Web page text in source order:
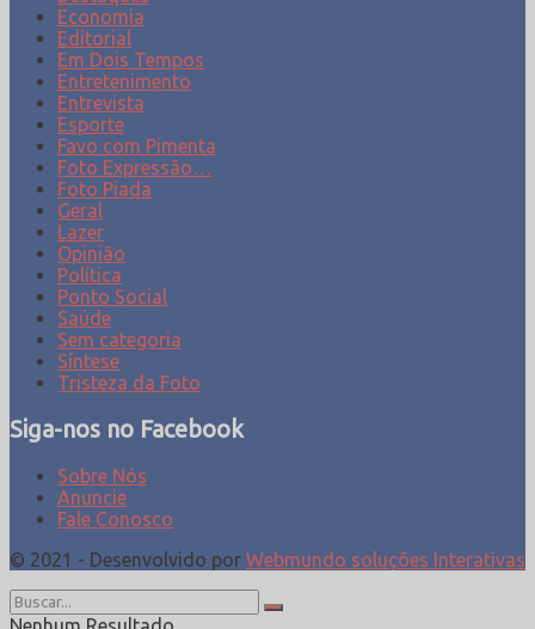
Economia
Editorial
Em Dois Tempos
Entretenimento
Entrevista
Esporte
Favo com Pimenta
Foto Expressão…
Foto Piada
Geral
Lazer
Opinião
Política
Ponto Social
Saúde
Sem categoria
Síntese
Tristeza da Foto
Siga-nos no Facebook
Sobre Nós
Anuncie
Fale Conosco
© 2021 - Desenvolvido por Webmundo soluções Interativas